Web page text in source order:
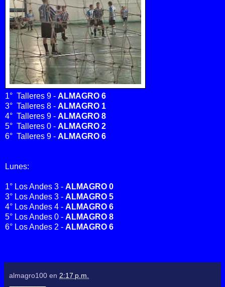
1° Talleres 9 - ALMAGRO 6
3° Talleres 8 - ALMAGRO 1
4° Talleres 9 - ALMAGRO 8
5° Talleres 0 - ALMAGRO 2
6° Talleres 9 - ALMAGRO 6
Lunes:
1° Los Andes 3 - ALMAGRO 0
3° Los Andes 3 - ALMAGRO 5
4° Los Andes 4 - ALMAGRO 6
5° Los Andes 0 - ALMAGRO 8
6° Los Andes 2 - ALMAGRO 6
almagro100 en 2:17 p.m.